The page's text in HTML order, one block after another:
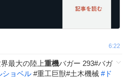
6:22
最大の陸上重機バガー 293#バガ
ショベル #重工巨獣#土木機械 #ド